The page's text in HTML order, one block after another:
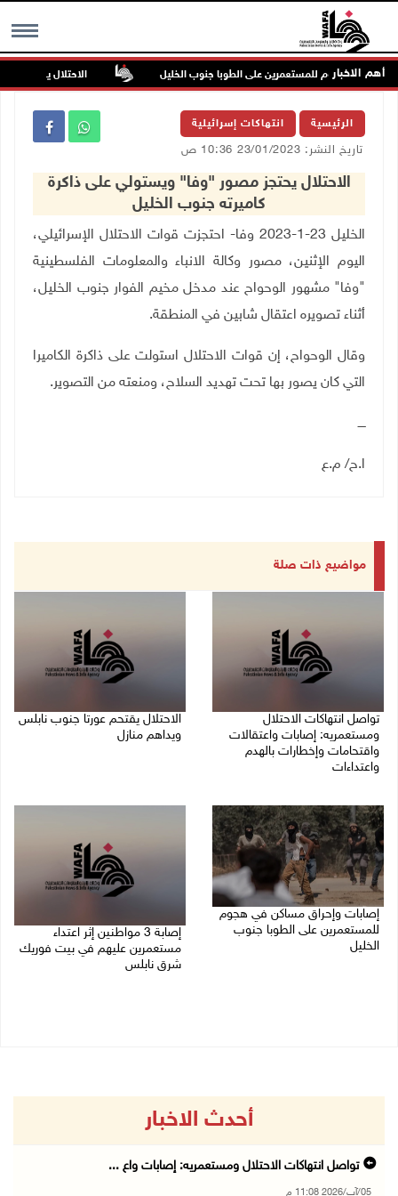
MENU أهم الاخبار
في هجوم للمستعمرين على الطوبا جنوب الخليل الاحتلال يقتحم
الرئيسية انتهاكات إسرائيلية
تاريخ النشر: 23/01/2023 10:36 ص
الاحتلال يحتجز مصور "وفا" ويستولي على ذاكرة
كاميرته جنوب الخليل
الخليل 23-1-2023 وفا- احتجزت قوات الاحتلال الإسرائيلي،
اليوم الإثنين، مصور وكالة الانباء والمعلومات الفلسطينية
"وفا" مشهور الوحواح عند مدخل مخيم الفوار جنوب الخليل،
أثناء تصويره اعتقال شابين في المنطقة.
وقال الوحواح، إن قوات الاحتلال استولت على ذاكرة الكاميرا
التي كان يصور بها تحت تهديد السلاح، ومنعته من التصوير.
ــــ
ا.ح/ م.ع
مواضيع ذات صلة
تواصل انتهاكات الاحتلال
ومستعمريه: إصابات واعتقالات
واقتحامات وإخطارات بالهدم
واعتداءات
الاحتلال يقتحم عورتا جنوب نابلس
ويداهم منازل
إصابات وإحراق مساكن في هجوم
للمستعمرين على الطوبا جنوب
الخليل
إصابة 3 مواطنين إثر اعتداء
مستعمرين عليهم في بيت فوريك
شرق نابلس
أحدث الاخبار
تواصل انتهاكات الاحتلال ومستعمريه: إصابات واع ...
05/آب/2026 11:08 م